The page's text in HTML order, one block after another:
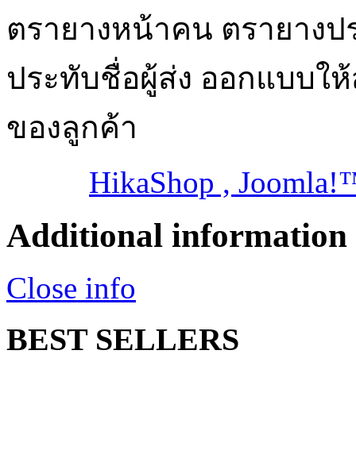
ตรายางหน้าคน ตรายาง
ประทับชื่อผู้ส่ง ออกแบบใ
ของลูกค้า
HikaShop ,
Additional information
Close info
BEST SELLERS